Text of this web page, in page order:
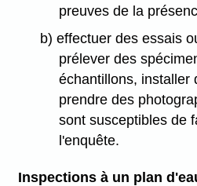
preuves de la
b) effectuer des essais
prélever des
échantillons, installer
prendre des
sont susceptibles de
l'enquête.
Inspections à un plan